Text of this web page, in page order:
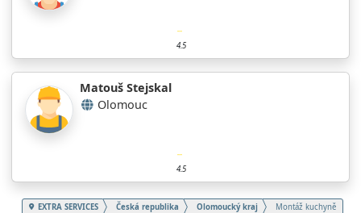
4.5
Matouš Stejskal
Olomouc
4.5
EXTRA SERVICES Česká republika Olomoucký kraj Montáž kuchyně